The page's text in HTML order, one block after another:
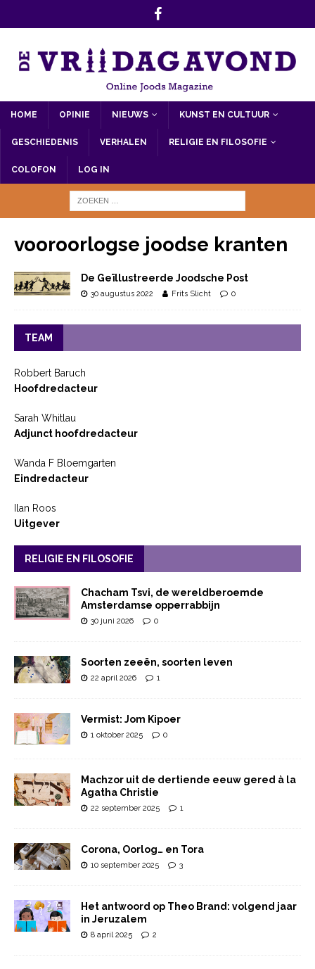
HOME OPINIE NIEUWS KUNST EN CULTUUR
GESCHIEDENIS VERHALEN RELIGIE EN FILOSOFIE
COLOFON LOG IN
vooroorlogse joodse kranten
De Geïllustreerde Joodsche Post
30 augustus 2022 Frits Slicht 0
TEAM
Robbert Baruch
Hoofdredacteur
Sarah Whitlau
Adjunct hoofdredacteur
Wanda F Bloemgarten
Eindredacteur
Ilan Roos
Uitgever
RELIGIE EN FILOSOFIE
Chacham Tsvi, de wereldberoemde
Amsterdamse opperrabbijn
30 juni 2026 0
Soorten zeeën, soorten leven
22 april 2026 1
Vermist: Jom Kipoer
1 oktober 2025 0
Machzor uit de dertiende eeuw gered à la
Agatha Christie
22 september 2025 1
Corona, Oorlog… en Tora
10 september 2025 3
Het antwoord op Theo Brand: volgend jaar
in Jeruzalem
8 april 2025 2